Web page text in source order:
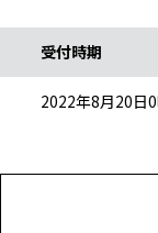
受付時期
2022年8月20日